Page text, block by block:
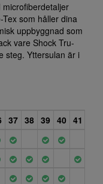
microfiberdetaljer
som håller dina
uppbyggnad som
vare Shock Tru-
steg. Yttersulan är i
37 38 39 40 41